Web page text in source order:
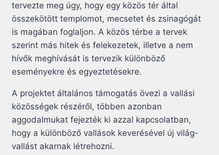
tervezte meg úgy, hogy egy közös tér által
összekötött templomot, mecsetet és zsinagógát
is magában foglaljon. A közös térbe a tervek
szerint más hitek és felekezetek, illetve a nem
hívők meghívását is tervezik különböző
eseményekre és egyeztetésekre.
A projektet általános támogatás övezi a vallási
közösségek részéről, többen azonban
aggodalmukat fejezték ki azzal kapcsolatban,
hogy a különböző vallások keverésével új világ-
vallást akarnak létrehozni.